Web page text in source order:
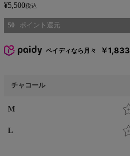
¥5,500税込
50
ペイディなら月々 ￥1,833
チャコール
M
L